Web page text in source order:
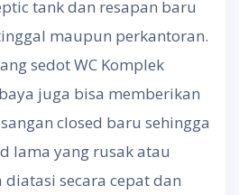
tank dan resapan baru
maupun perkantoran.
sedot WC Komplek
juga bisa memberikan
closed baru sehingga
lama yang rusak atau
secara cepat dan